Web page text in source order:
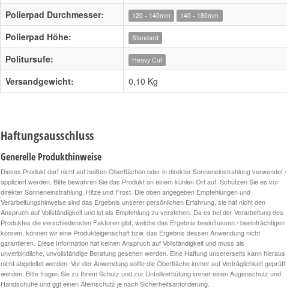
Polierpad Durchmesser: 120 - 140mm 140 - 180mm
Polierpad Höhe: Standard
Politursufe: Heavy Cut
Versandgewicht: 0,10 Kg
Haftungsausschluss
Generelle Produkthinweise
Dieses Produkt darf nicht auf heißen Oberflächen oder in direkter Sonneneinstrahlung verwendet /
appliziert werden. Bitte bewahren Sie das Produkt an einem kühlen Ort auf. Schützen Sie es vor
direkter Sonneneinstrahlung, Hitze und Frost. Die oben angegeben Empfehlungen und
Verarbeitungshinweise sind das Ergebnis unserer persönlichen Erfahrung, sie hat nicht den
Anspruch auf Vollständigkeit und ist als Empfehlung zu verstehen. Da es bei der Verarbeitung des
Produktes die verschiedensten Faktoren gibt, welche das Ergebnis beeinflussen / beeinträchtigen
können, können wir eine Produkteigenschaft bzw. das Ergebnis dessen Anwendung nicht
garantieren. Diese Information hat keinen Anspruch auf Vollständigkeit und muss als
unverbindliche, unvollständige Beratung gesehen werden. Eine Haftung unsererseits kann hieraus
nicht abgeleitet werden. Vor der Anwendung sollte die Oberfläche immer auf Verträglichkeit geprüft
werden. Bitte tragen Sie zu Ihrem Schutz und zur Unfallverhütung immer einen Augenschutz und
Handschuhe und ggf einen Atemschutz je nach Sicherheitsanforderung.